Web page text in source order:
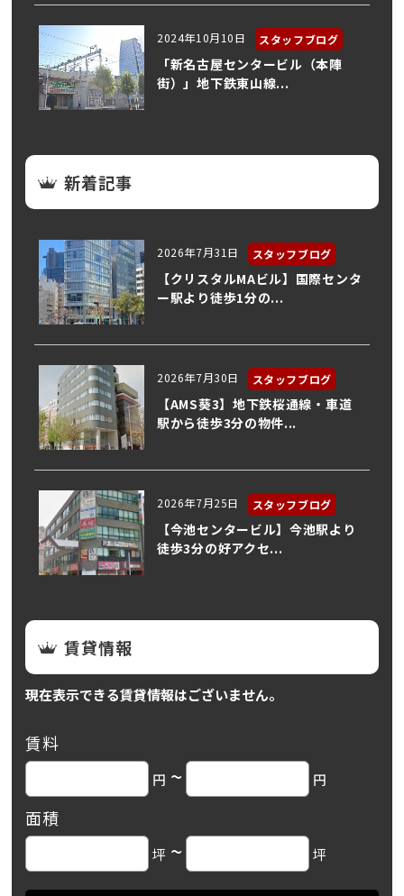
2024年10月10日 スタッフブログ
「新名古屋センタービル（本陣
街）」地下鉄東山線...
新着記事
2026年7月31日 スタッフブログ
【クリスタルMAビル】国際センタ
ー駅より徒歩1分の...
2026年7月30日 スタッフブログ
【AMS葵3】地下鉄桜通線・車道
駅から徒歩3分の物件...
2026年7月25日 スタッフブログ
【今池センタービル】今池駅より
徒歩3分の好アクセ...
賃貸情報
現在表示できる賃貸情報はございません。
賃料
円 ~ 円
面積
坪 ~ 坪